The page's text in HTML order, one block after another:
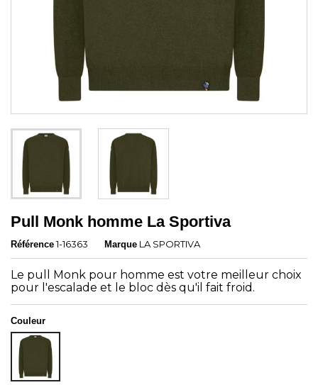
Pull Monk homme La Sportiva
Référence 1-16363 Marque LA SPORTIVA
Le pull Monk pour homme est votre meilleur choix
pour l'escalade et le bloc dès qu'il fait froid.
Couleur
IVY